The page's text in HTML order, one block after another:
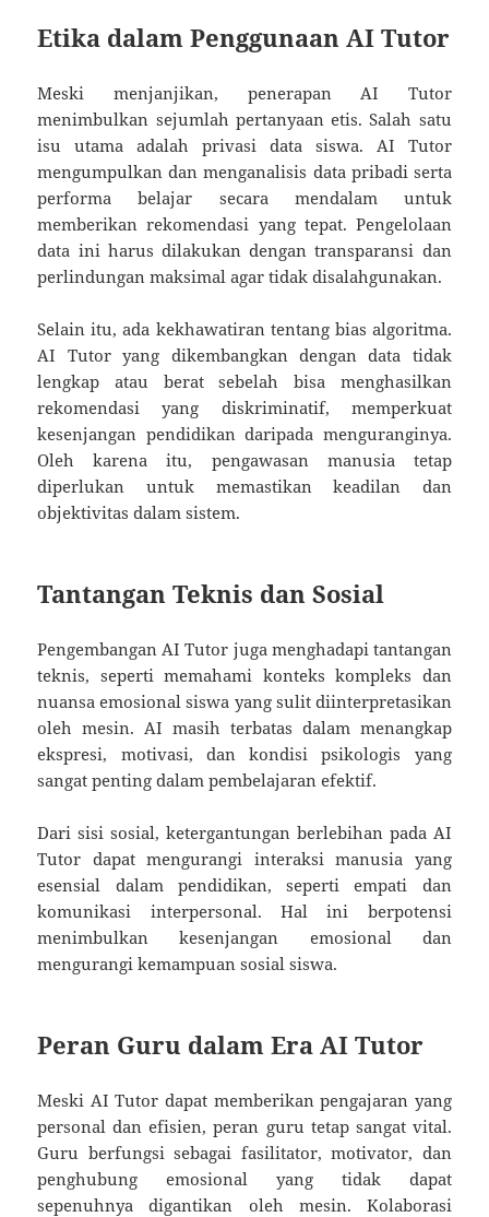
Etika dalam Penggunaan AI Tutor
Meski menjanjikan, penerapan AI Tutor
menimbulkan sejumlah pertanyaan etis. Salah satu
isu utama adalah privasi data siswa. AI Tutor
mengumpulkan dan menganalisis data pribadi serta
performa belajar secara mendalam untuk
memberikan rekomendasi yang tepat. Pengelolaan
data ini harus dilakukan dengan transparansi dan
perlindungan maksimal agar tidak disalahgunakan.
Selain itu, ada kekhawatiran tentang bias algoritma.
AI Tutor yang dikembangkan dengan data tidak
lengkap atau berat sebelah bisa menghasilkan
rekomendasi yang diskriminatif, memperkuat
kesenjangan pendidikan daripada menguranginya.
Oleh karena itu, pengawasan manusia tetap
diperlukan untuk memastikan keadilan dan
objektivitas dalam sistem.
Tantangan Teknis dan Sosial
Pengembangan AI Tutor juga menghadapi tantangan
teknis, seperti memahami konteks kompleks dan
nuansa emosional siswa yang sulit diinterpretasikan
oleh mesin. AI masih terbatas dalam menangkap
ekspresi, motivasi, dan kondisi psikologis yang
sangat penting dalam pembelajaran efektif.
Dari sisi sosial, ketergantungan berlebihan pada AI
Tutor dapat mengurangi interaksi manusia yang
esensial dalam pendidikan, seperti empati dan
komunikasi interpersonal. Hal ini berpotensi
menimbulkan kesenjangan emosional dan
mengurangi kemampuan sosial siswa.
Peran Guru dalam Era AI Tutor
Meski AI Tutor dapat memberikan pengajaran yang
personal dan efisien, peran guru tetap sangat vital.
Guru berfungsi sebagai fasilitator, motivator, dan
penghubung emosional yang tidak dapat
sepenuhnya digantikan oleh mesin. Kolaborasi